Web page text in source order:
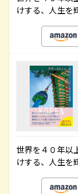
けする、人生を
世界を４０年以
けする、人生を